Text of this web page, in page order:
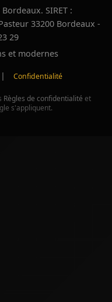
SIRET :
33200 Bordeaux -
29
et modernes
| Confidentialité
Règles de confidentialité et
s'appliquent.